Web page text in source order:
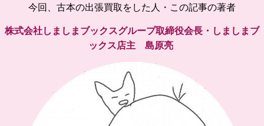
今回、古本の出張買取をした人・この記事の著者
株式会社しましまブックスグループ取締役会長・しましまブ
ックス店主 島原亮